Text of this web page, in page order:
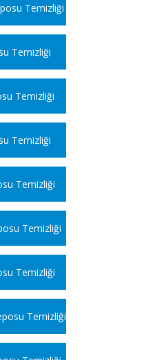
Temizliği
Temizliği
Temizliği
Temizliği
Temizliği
Temizliği
Temizliği
Temizliği